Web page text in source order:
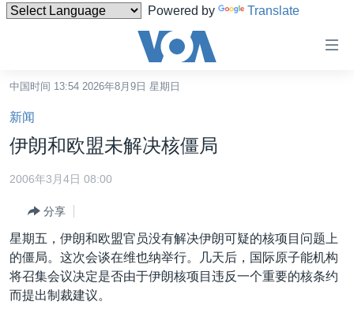
Powered by Translate
碍
链
接
转
容
到
中国
港澳
国际
最新国际新闻
印太
分类新闻
经济·金融·贸易
美中关系
中国时间 13:54 2026年8月9日 星期日
新闻
伊朗和欧盟未解决核僵局
2006年3月4日 08:00
分享
星期五，伊朗和欧盟官员没有解决伊朗可疑的核项目问题上
的僵局。这次会谈在维也纳举行。几天后，国际原子能机构
将召集会议决定是否由于伊朗核项目违反一个重要的核条约
而提出制裁建议。